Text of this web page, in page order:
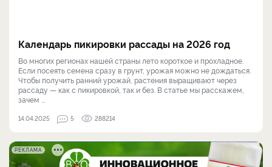
Календарь пикировки рассады на 2026 год
Во многих регионах нашей страны лето короткое и прохладное.
Если посеять семена сразу в грунт, урожая можно не дождаться.
Чтобы получить ранний урожай, растения выращивают через
рассаду — как с пикировкой, так и без. В статье мы расскажем,
зачем ...
14.04.2025 5 288214
РЕКЛАМА